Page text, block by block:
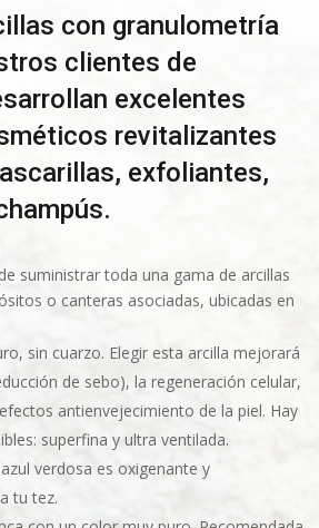
con granulometría
clientes de
excelentes
revitalizantes
exfoliantes,
suministrar toda una gama de arcillas
o canteras asociadas, ubicadas en
sin cuarzo. Elegir esta arcilla mejorará
de sebo), la regeneración celular,
antienvejecimiento de la piel. Hay
superfina y ultra ventilada.
verdosa es oxigenante y
tu tez.